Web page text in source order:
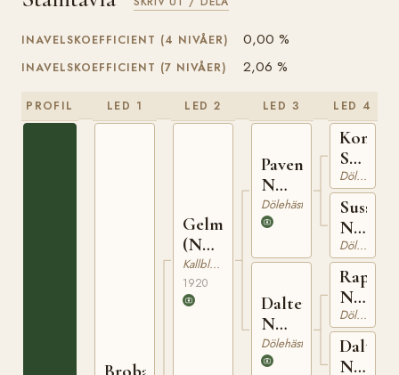
INAVELSKOEFFICIENT (4 NIVÅER) 0,00 %
INAVELSKOEFFICIENT (7 NIVÅER) 2,06 %
PROFIL LED 1
Brobak
LED 2
Gelmin
(NO)
T-73Kallblodig Travare
1920
LED 3
Paven
N
1027
Dölehäst
Dalterna
N
5645
Dölehäst
LED 4
Kong
N
790
Dölehäst
Sussi
N
5115
Dölehäst
Rap
N
747Dölehäst
Daltypa
N